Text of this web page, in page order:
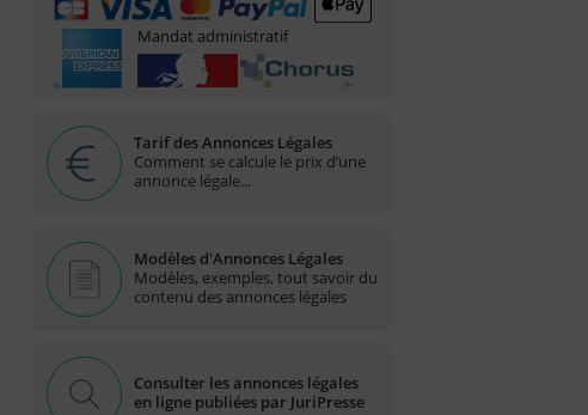
Mandat administratif
Tarif des Annonces Légales
Comment se calcule le prix d’une
annonce légale...
Modèles d'Annonces Légales
Modèles, exemples, tout savoir du
contenu des annonces légales
Consulter les annonces légales
en ligne publiées par JuriPresse